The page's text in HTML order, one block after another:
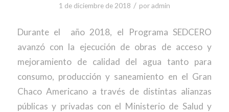
1 de diciembre de 2018 / poradmin
Durante el año 2018, el Programa SEDCERO
avanzó con la ejecución de obras de acceso y
mejoramiento de calidad del agua tanto para
consumo, producción y saneamiento en el Gran
Chaco Americano a través de distintas alianzas
públicas y privadas con el Ministerio de Salud y